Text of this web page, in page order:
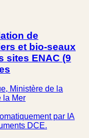
de
et bio-seaux
sites ENAC (9
Ministère de la
la Mer
par IA
DCE.